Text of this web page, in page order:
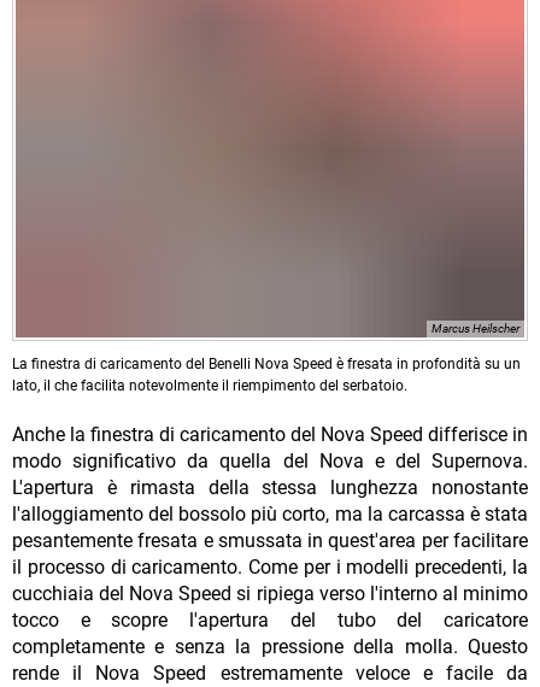
Marcus Heilscher
La finestra di caricamento del Benelli Nova Speed è fresata in profondità su un
lato, il che facilita notevolmente il riempimento del serbatoio.
Anche la finestra di caricamento del Nova Speed differisce in
modo significativo da quella del Nova e del Supernova.
L'apertura è rimasta della stessa lunghezza nonostante
l'alloggiamento del bossolo più corto, ma la carcassa è stata
pesantemente fresata e smussata in quest'area per facilitare
il processo di caricamento. Come per i modelli precedenti, la
cucchiaia del Nova Speed si ripiega verso l'interno al minimo
tocco e scopre l'apertura del tubo del caricatore
completamente e senza la pressione della molla. Questo
rende il Nova Speed estremamente veloce e facile da